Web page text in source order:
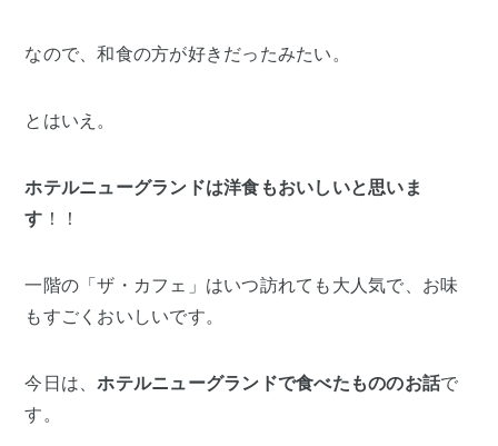
なので、和食の方が好きだったみたい。
とはいえ。
ホテルニューグランドは洋食もおいしいと思いま
す ！！
一階の「ザ・カフェ」はいつ訪れても大人気で、お味
もすごくおいしいです。
今日は、ホテルニューグランドで食べたもののお話で
す。